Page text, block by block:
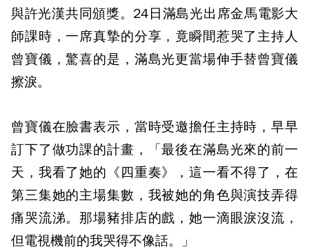
與許光漢共同頒獎。24日滿島光出席金馬電影大
師課時，一席真摯的分享，竟瞬間惹哭了主持人
曾寶儀，驚喜的是，滿島光更當場伸手替曾寶儀
擦淚。
曾寶儀在臉書表示，當時受邀擔任主持時，早早
訂下了做功課的計畫，「最後在滿島光來的前一
天，我看了她的《四重奏》，這一看不得了，在
第三集她的主場集數，我被她的角色與演技弄得
痛哭流涕。那場豬排店的戲，她一滴眼淚沒流，
但電視機前的我哭得不像話。」